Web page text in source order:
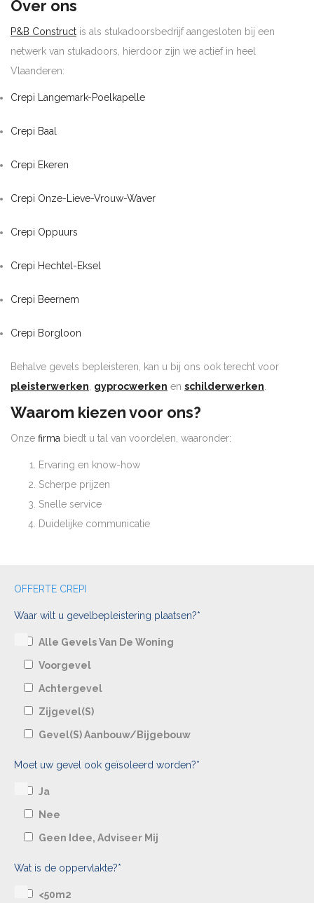
Over ons
P&B Construct is als stukadoorsbedrijf aangesloten bij een
netwerk van stukadoors, hierdoor zijn we actief in heel
Vlaanderen:
Crepi Langemark-Poelkapelle
Crepi Baal
Crepi Ekeren
Crepi Onze-Lieve-Vrouw-Waver
Crepi Oppuurs
Crepi Hechtel-Eksel
Crepi Beernem
Crepi Borgloon
Behalve gevels bepleisteren, kan u bij ons ook terecht voor
pleisterwerken, gyprocwerken en schilderwerken.
Waarom kiezen voor ons?
Onze firma biedt u tal van voordelen, waaronder:
Ervaring en know-how
Scherpe prijzen
Snelle service
Duidelijke communicatie
OFFERTE CREPI
Waar wilt u gevelbepleistering plaatsen?*
Alle Gevels Van De Woning
Voorgevel
Achtergevel
Zijgevel(s)
Gevel(s) Aanbouw/bijgebouw
Moet uw gevel ook geïsoleerd worden?*
Ja
Nee
Geen Idee, Adviseer Mij
Wat is de oppervlakte?*
<50m2